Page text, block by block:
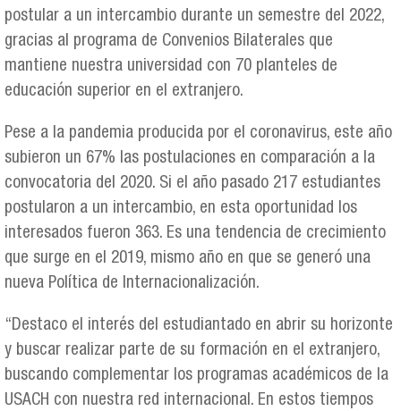
postular a un intercambio durante un semestre del 2022,
gracias al programa de Convenios Bilaterales que
mantiene nuestra universidad con 70 planteles de
educación superior en el extranjero.
Pese a la pandemia producida por el coronavirus, este año
subieron un 67% las postulaciones en comparación a la
convocatoria del 2020. Si el año pasado 217 estudiantes
postularon a un intercambio, en esta oportunidad los
interesados fueron 363. Es una tendencia de crecimiento
que surge en el 2019, mismo año en que se generó una
nueva Política de Internacionalización.
“Destaco el interés del estudiantado en abrir su horizonte
y buscar realizar parte de su formación en el extranjero,
buscando complementar los programas académicos de la
USACH con nuestra red internacional. En estos tiempos